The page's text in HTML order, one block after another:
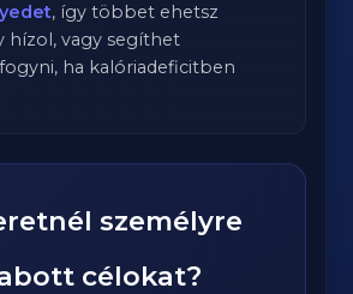
, így többet ehetsz
hízol, vagy segíthet
ha kalóriadeficitben
személyre
célokat?